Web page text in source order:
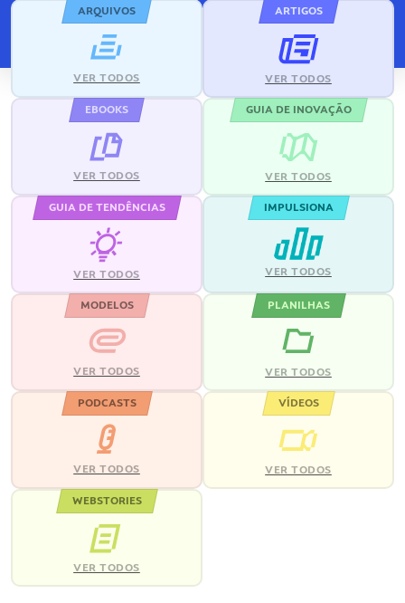
ARQUIVOS
VER TODOS
ARTIGOS
VER TODOS
EBOOKS
VER TODOS
GUIA DE INOVAÇÃO
VER TODOS
GUIA DE TENDÊNCIAS
VER TODOS
IMPULSIONA
VER TODOS
MODELOS
VER TODOS
PLANILHAS
VER TODOS
PODCASTS
VER TODOS
VÍDEOS
VER TODOS
WEBSTORIES
VER TODOS